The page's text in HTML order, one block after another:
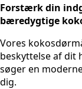
Forstærk din
bæredygtige
Vores
beskyttelse af dit
søger en
dig.